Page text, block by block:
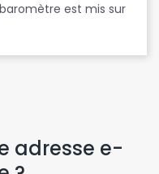
est mis sur
adresse e-